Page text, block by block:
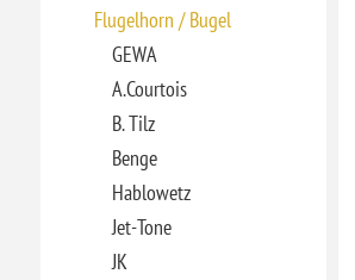
Flugelhorn / Bugel
GEWA
A.Courtois
B. Tilz
Benge
Hablowetz
Jet-Tone
JK